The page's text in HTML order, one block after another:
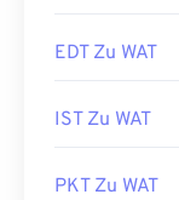
EDT Zu WAT
IST Zu WAT
PKT Zu WAT